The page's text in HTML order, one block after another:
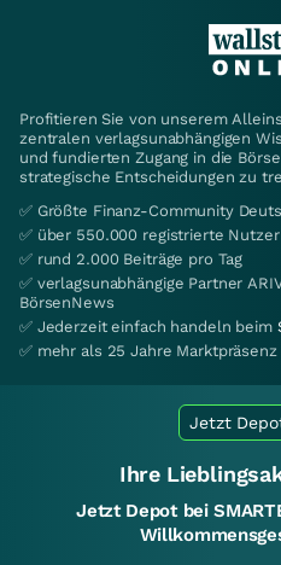
Profitieren Sie von unserem
zentralen verlagsunabhängigen
und fundierten Zugang in die
strategische Entscheidungen zu
✅ Größte Finanz-Community
✅ über 550.000 registrierte Nutzer
✅ rund 2.000 Beiträge pro Tag
✅ verlagsunabhängige Partner
BörsenNews
✅ Jederzeit einfach handeln beim
✅ mehr als 25 Jahre Marktpräsenz
Jetzt
Ihre
Jetzt Depot bei